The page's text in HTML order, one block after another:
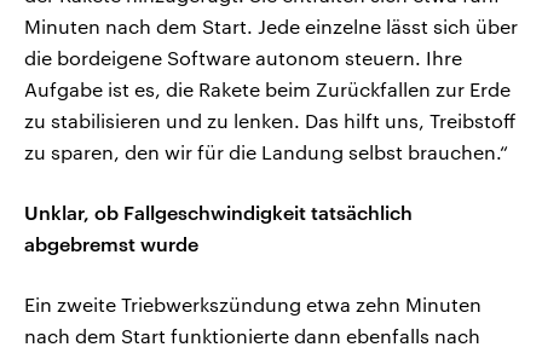
Minuten nach dem Start. Jede einzelne lässt sich über
die bordeigene Software autonom steuern. Ihre
Aufgabe ist es, die Rakete beim Zurückfallen zur Erde
zu stabilisieren und zu lenken. Das hilft uns, Treibstoff
zu sparen, den wir für die Landung selbst brauchen.“
Unklar, ob Fallgeschwindigkeit tatsächlich
abgebremst wurde
Ein zweite Triebwerkszündung etwa zehn Minuten
nach dem Start funktionierte dann ebenfalls nach